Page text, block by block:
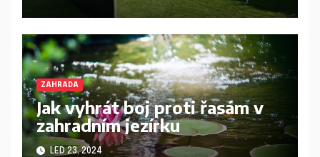
ZAHRADA
Jak vyhrát boj proti řasám v
zahradním jezírku
LED 23, 2024